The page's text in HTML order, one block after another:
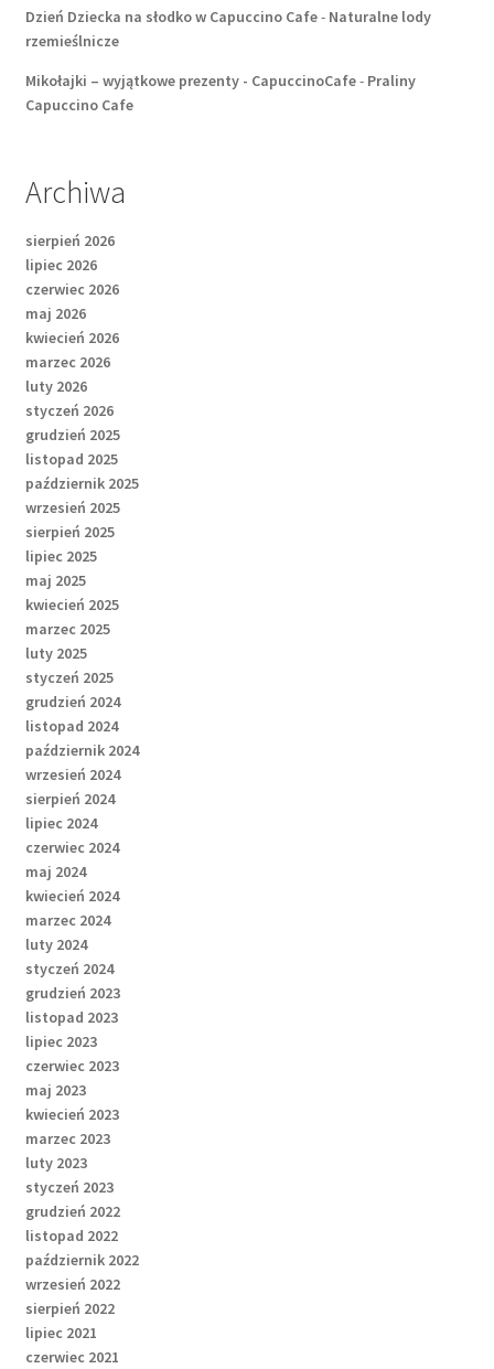
Dzień Dziecka na słodko w Capuccino Cafe- Naturalne lody
rzemieślnicze
Mikołajki – wyjątkowe prezenty - CapuccinoCafe- Praliny
Capuccino Cafe
Archiwa
sierpień 2026
lipiec 2026
czerwiec 2026
maj 2026
kwiecień 2026
marzec 2026
luty 2026
styczeń 2026
grudzień 2025
listopad 2025
październik 2025
wrzesień 2025
sierpień 2025
lipiec 2025
maj 2025
kwiecień 2025
marzec 2025
luty 2025
styczeń 2025
grudzień 2024
listopad 2024
październik 2024
wrzesień 2024
sierpień 2024
lipiec 2024
czerwiec 2024
maj 2024
kwiecień 2024
marzec 2024
luty 2024
styczeń 2024
grudzień 2023
listopad 2023
lipiec 2023
czerwiec 2023
maj 2023
kwiecień 2023
marzec 2023
luty 2023
styczeń 2023
grudzień 2022
listopad 2022
październik 2022
wrzesień 2022
sierpień 2022
lipiec 2021
czerwiec 2021